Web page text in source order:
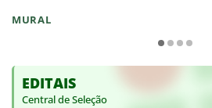
MURAL
EDITAIS
Central de Seleção